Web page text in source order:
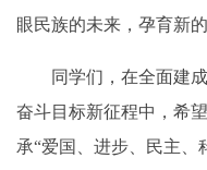
眼民族的未来，孕育新的
同学们，在全面建
奋斗目标新征程中，希
承“爱国、进步、民主、